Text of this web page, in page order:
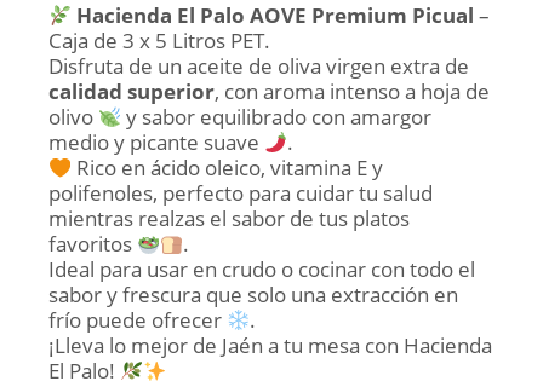
Hacienda El Palo AOVE Premium Picual –
Caja de 3 x 5 Litros PET.
Disfruta de un aceite de oliva virgen extra de
calidad superior, con aroma intenso a hoja de
olivo
y sabor equilibrado con amargor
medio y picante suave
.
Rico en ácido oleico, vitamina E y
polifenoles, perfecto para cuidar tu salud
mientras realzas el sabor de tus platos
favoritos
.
Ideal para usar en crudo o cocinar con todo el
sabor y frescura que solo una extracción en
frío puede ofrecer
.
¡Lleva lo mejor de Jaén a tu mesa con Hacienda
El Palo!